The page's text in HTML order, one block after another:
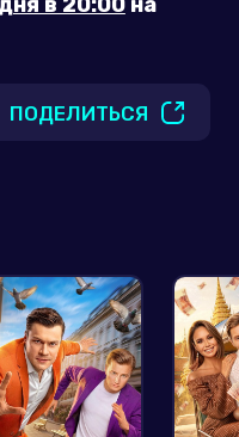
ПОДЕЛИТЬСЯ